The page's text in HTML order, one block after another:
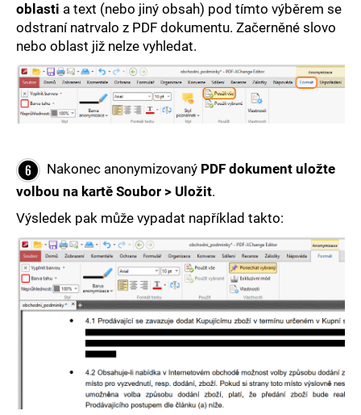
oblasti a text (nebo jiný obsah) pod tímto výběrem se
odstraní natrvalo z PDF dokumentu. Začerněné slovo
nebo oblast již nelze vyhledat.
Nakonec anonymizovaný PDF dokument uložte
volbou na kartě Soubor > Uložit.
Výsledek pak může vypadat například takto: